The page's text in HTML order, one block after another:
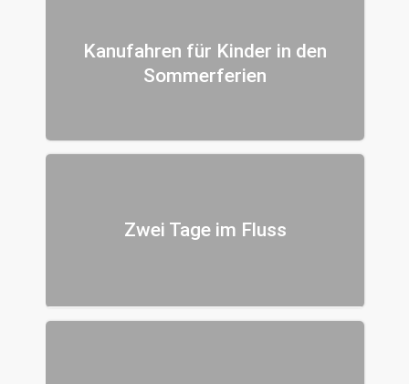
Kanufahren für Kinder in den
Sommerferien
Zwei Tage im Fluss